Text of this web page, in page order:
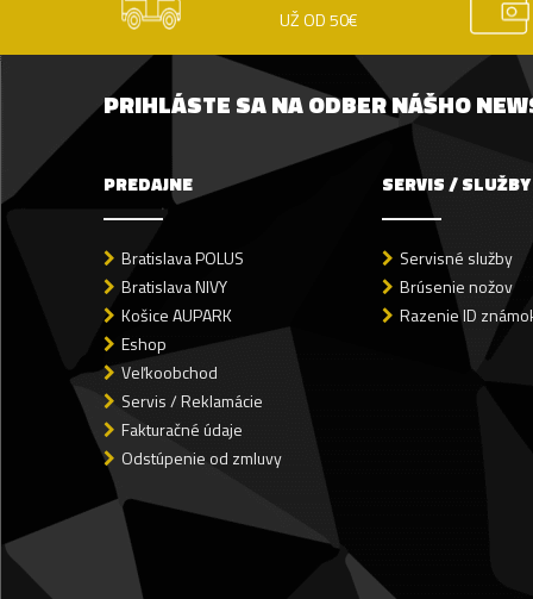
UŽ OD 50€
PRIHLÁSTE SA NA ODBER NÁŠHO
PREDAJNE
Bratislava POLUS
Bratislava NIVY
Košice AUPARK
Eshop
Veľkoobchod
Servis / Reklamácie
Fakturačné údaje
Odstúpenie od zmluvy
SERVIS / SLUŽBY
Servisné služby
Brúsenie nožov
Razenie ID